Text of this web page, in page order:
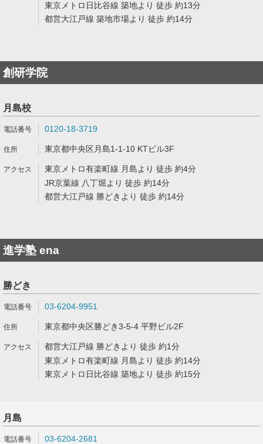
東京メトロ日比谷線 築地より 徒歩 約13分
都営大江戸線 築地市場より 徒歩 約14分
創研学院
月島校
0120-18-3719
東京都中央区月島1-1-10 KTビル3F
東京メトロ有楽町線 月島より 徒歩 約4分
JR京葉線 八丁堀より 徒歩 約14分
都営大江戸線 勝どきより 徒歩 約14分
進学塾 ena
勝どき
03-6204-9951
東京都中央区勝どき3-5-4 平野ビル2F
都営大江戸線 勝どきより 徒歩 約1分
東京メトロ有楽町線 月島より 徒歩 約14分
東京メトロ日比谷線 築地より 徒歩 約15分
月島
03-6204-2681